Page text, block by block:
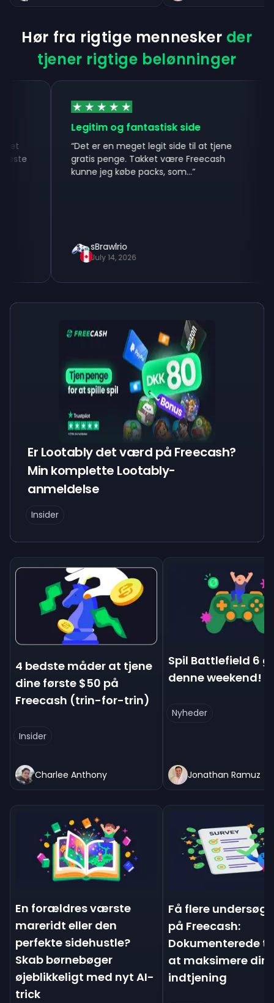
Hør fra rigtige mennesker der
tjener rigtige belønninger
Legitim og fantastisk side
Det er en meget legit side til at tjene
gratis penge. Takket være Freecash
kunne jeg købe packs, som...”
sBrawlrio
July 14, 2026
Er Lootably det værd på Freecash?
Min komplette Lootably-
anmeldelse
Insider
4 bedste måder at tjene
dine første $50 på
Freecash (trin-for-trin)
Insider
Charlee Anthony
Spil Battlefield 6
denne weekend!
Nyheder
Jonathan Ramuz
En forældres værste
mareridt eller den
perfekte sidehustle?
Skab børnebøger
øjeblikkeligt med nyt AI-
trick
Få flere
på Freecash:
Dokumenterede
at maksimere din
indtjening